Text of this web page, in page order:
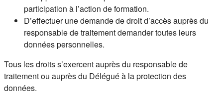
participation à l’action de formation.
D’effectuer une demande de droit d’accès auprès du
responsable de traitement demander toutes leurs
données personnelles.
Tous les droits s’exercent auprès du responsable de
traitement ou auprès du Délégué à la protection des
données.